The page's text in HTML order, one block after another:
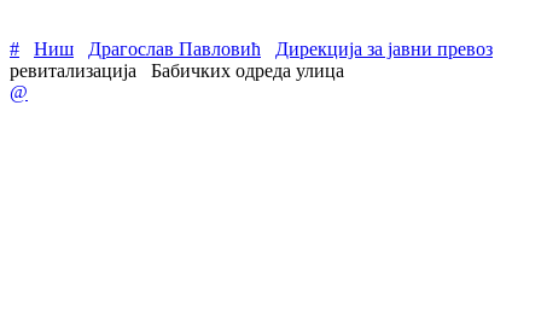
# Ниш Драгослав Павловић
Дирекција за јавни превоз
ревитализација
Бабичких одреда улица
@